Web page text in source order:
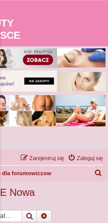
Zaloguj się
Zarejestruj się
dla forumowiczow
Nowa
Szukaj